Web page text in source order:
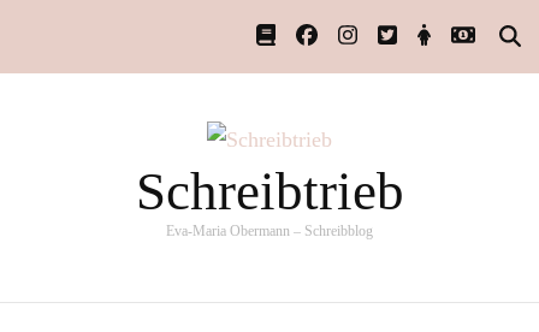
Schreibtrieb
Eva-Maria Obermann – Schreibblog